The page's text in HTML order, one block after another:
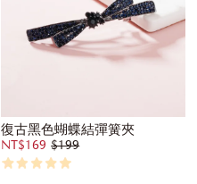
復古黑色蝴蝶結彈簧夾
NT$169 $199